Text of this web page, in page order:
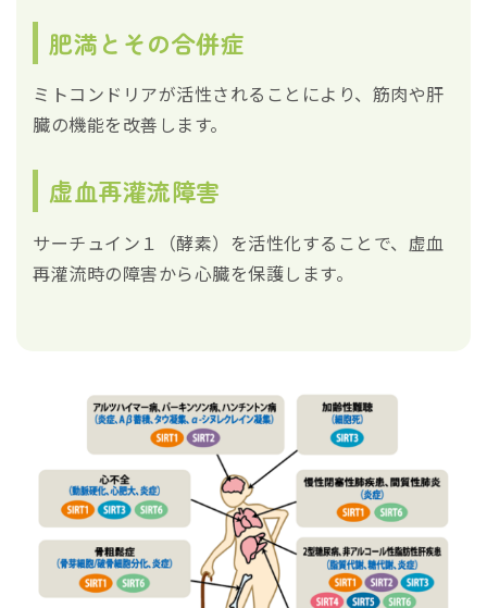
肥満とその合併症
ミトコンドリアが活性されることにより、筋肉や肝
臓の機能を改善します。
虚血再灌流障害
サーチュイン１（酵素）を活性化することで、虚血
再灌流時の障害から心臓を保護します。